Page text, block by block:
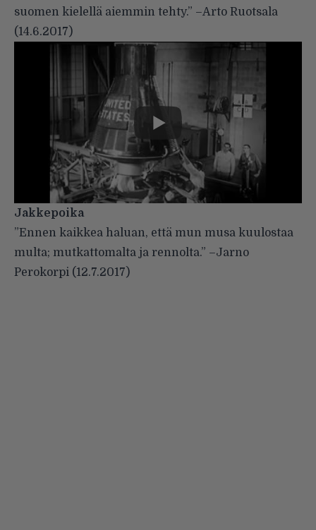
suomen kielellä aiemmin tehty.” –Arto Ruotsala
(14.6.2017)
Jakkepoika
”Ennen kaikkea haluan, että mun musa kuulostaa
multa; mutkattomalta ja rennolta.” –Jarno
Perokorpi (12.7.2017 )